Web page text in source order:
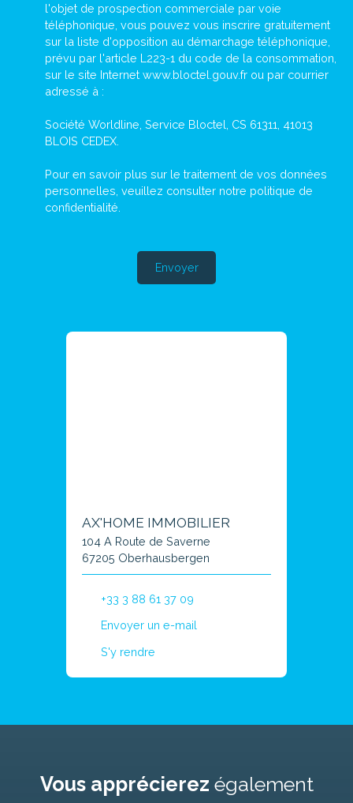
l'objet de prospection commerciale par voie
téléphonique, vous pouvez vous inscrire gratuitement
sur la liste d'opposition au démarchage téléphonique,
prévu par l'article L223-1 du code de la consommation,
sur le site Internet www.bloctel.gouv.fr ou par courrier
adressé à :
Société Worldline, Service Bloctel, CS 61311, 41013
BLOIS CEDEX.
Pour en savoir plus sur le traitement de vos données
personnelles, veuillez consulter notre politique de
confidentialité
Envoyer
AX'HOME IMMOBILIER
104 A Route de Saverne
67205 Oberhausbergen
+33 3 88 61 37 09
Envoyer un e-mail
S'y rendre
Vous apprécierez également